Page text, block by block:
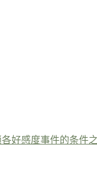
好感度事件的条件